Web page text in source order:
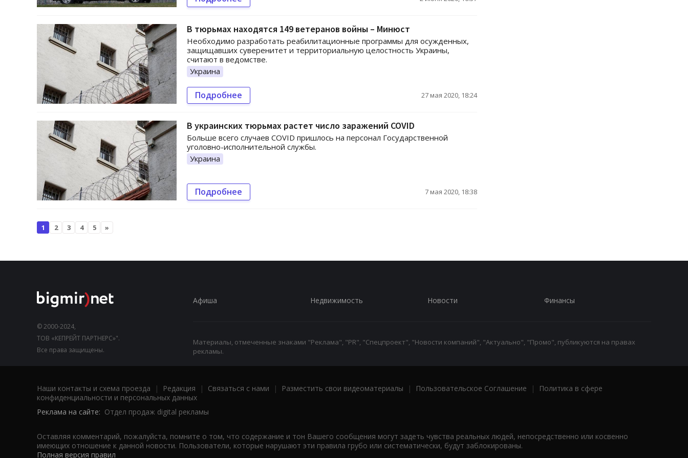
В тюрьмах находятся 149 ветеранов войны – Минюст
Необходимо разработать реабилитационные программы для осужденных,
защищавших суверенитет и территориальную целостность Украины,
считают в ведомстве.
Украина
Подробнее 27 мая 2020, 18:24
В украинских тюрьмах растет число заражений COVID
Больше всего случаев COVID пришлось на персонал Государственной
уголовно-исполнительной службы.
Украина
Подробнее 7 мая 2020, 18:38
1 2 3 4 5 »
© 2000-2024,
ТОВ «КЕПРЕЙТ ПАРТНЕРС»".
Все права защищены.
Афиша Недвижимость Новости Финансы
Материалы, отмеченные знаками "Реклама", "PR", "Спецпроект", "Новости компаний", "Актуально", "Промо", публикуются на правах
рекламы.
Наши контакты и схема проезда | Редакция | Связаться с нами | Разместить свои видеоматериалы | Пользовательское Соглашение |
Политика в сфере
конфиденциальности и персональных данных
Реклама на сайте: Отдел продаж digital рекламы
Оставляя комментарий, пожалуйста, помните о том, что содержание и тон Вашего сообщения могут задеть чувства реальных людей, непосредственно или косвенно
имеющих отношение к данной новости. Пользователи, которые нарушают эти правила грубо или систематически, будут заблокированы.
Полная версия правил